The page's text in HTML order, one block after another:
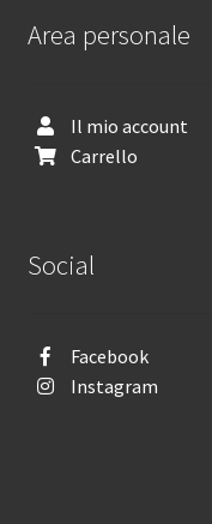
Area personale
Il mio account
Carrello
Social
Facebook
Instagram